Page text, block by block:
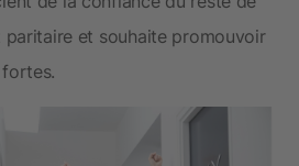
paritaire et souhaite promouvoir